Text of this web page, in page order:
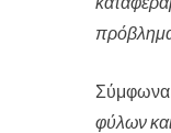
Σύμφωνα
φύλων